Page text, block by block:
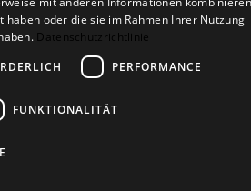
oder die sie im Rahmen Ihrer Nutzung
Datenschutzrichtlinie
PERFORMANCE
FUNKTIONALITÄT